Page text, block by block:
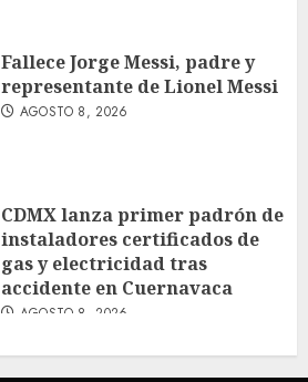
Fallece Jorge Messi, padre y
representante de Lionel Messi
AGOSTO 8, 2026
CDMX lanza primer padrón de
instaladores certificados de
gas y electricidad tras
accidente en Cuernavaca
AGOSTO 8, 2026